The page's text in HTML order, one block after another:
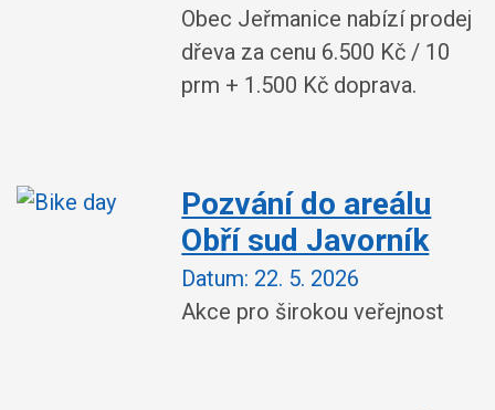
Obec Jeřmanice nabízí prodej
dřeva za cenu 6.500 Kč / 10
prm + 1.500 Kč doprava.
Pozvání do areálu
Obří sud Javorník
Datum: 22. 5. 2026
Akce pro širokou veřejnost